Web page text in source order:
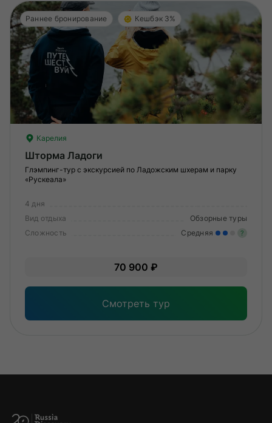
Раннее бронирование Кешбэк 3%
Карелия
Шторма Ладоги
Глэмпинг-тур с экскурсией по Ладожским шхерам и парку
«Рускеала»
4 дня
Вид отдыха
Обзорные туры
Сложность
Средняя ?
70 900 ₽
Смотреть тур